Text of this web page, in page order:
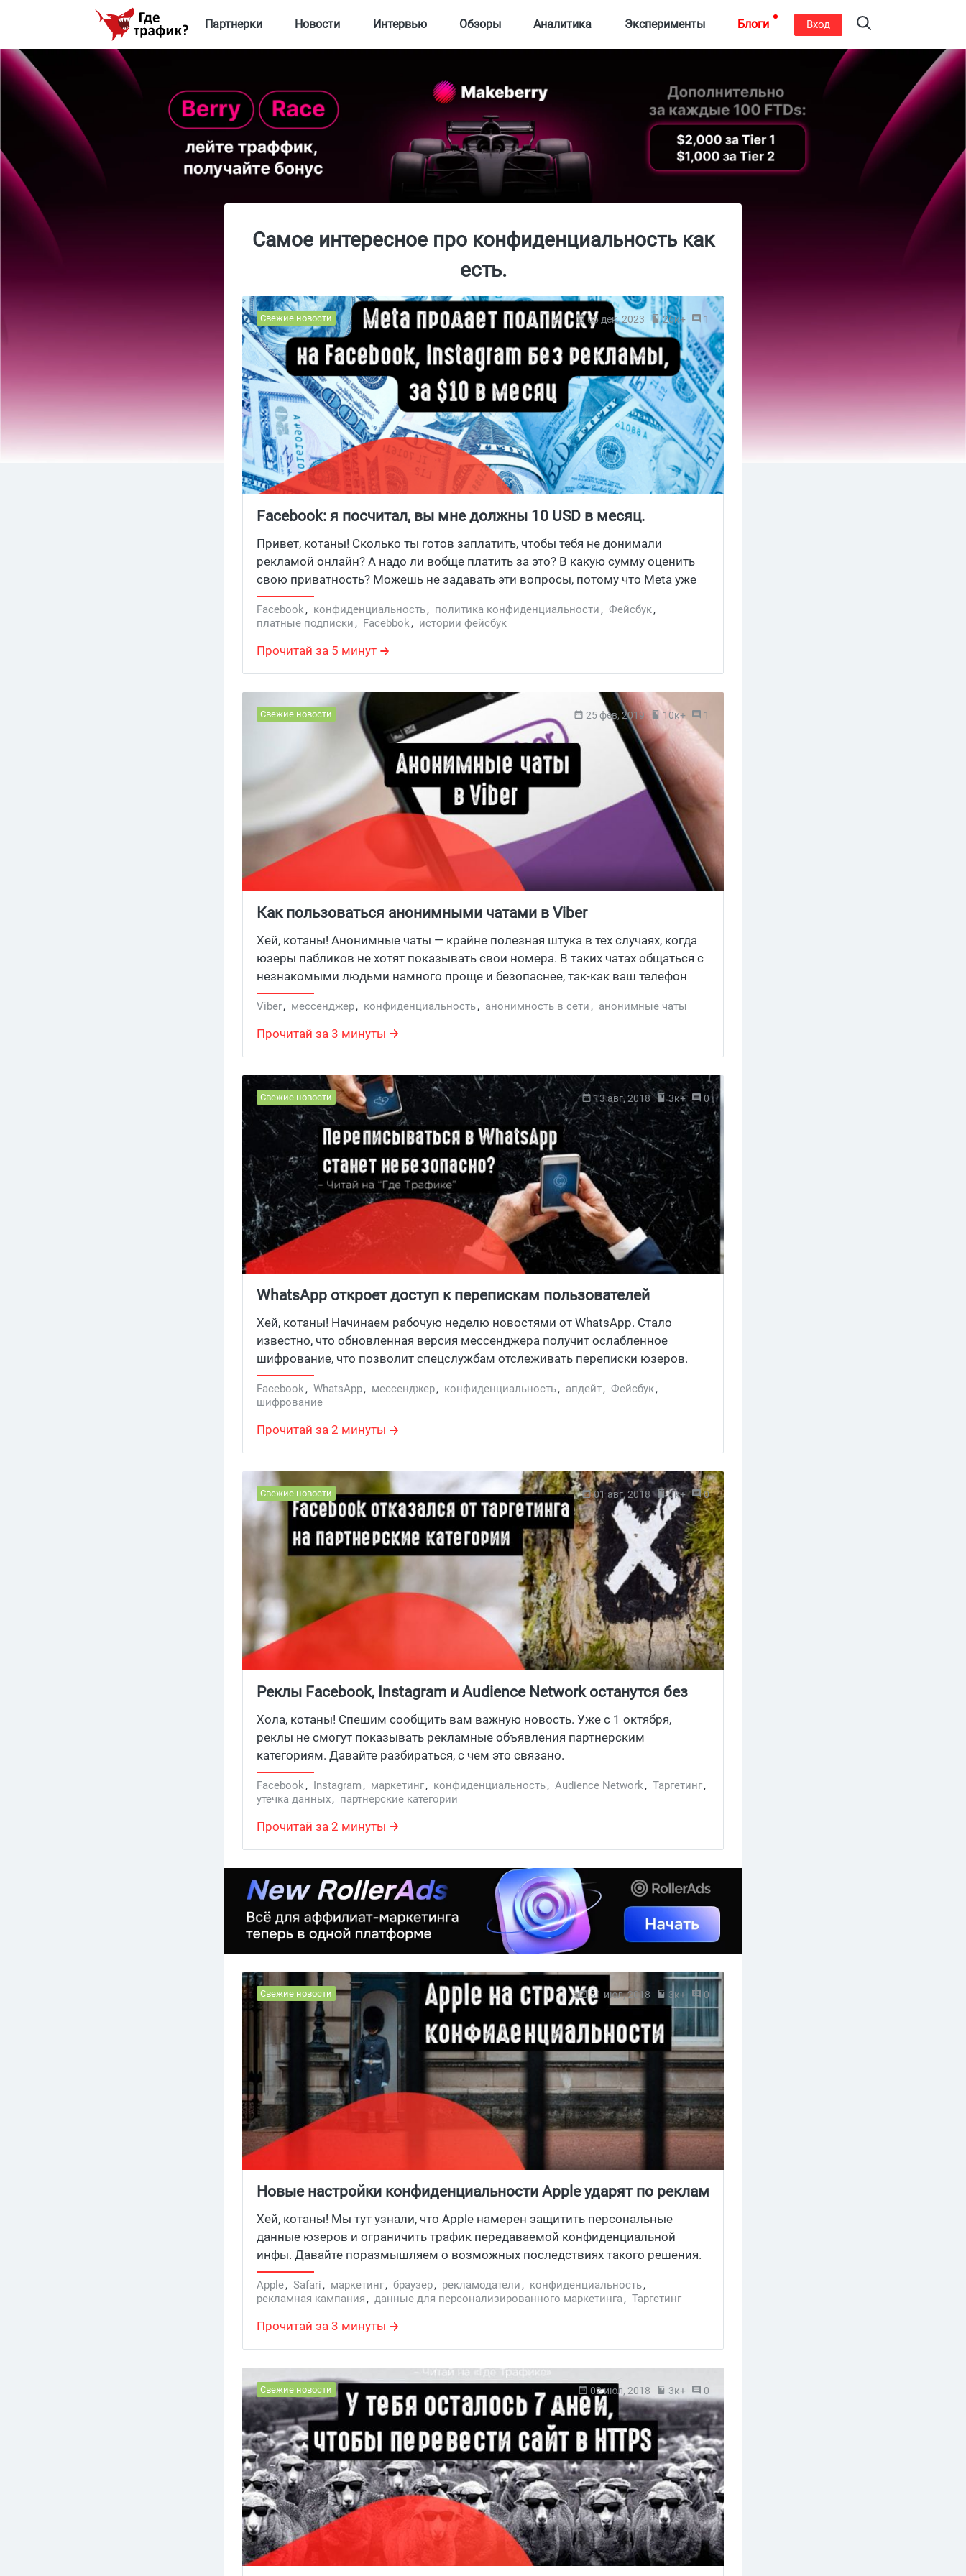
Партнерки Новости Интервью Обзоры Аналитика Эксперименты Блоги Вход
Самое интересное про конфиденциальность как
есть.
Свежие новости 05 дек, 2023 26к+ 1
Facebook: я посчитал, вы мне должны 10 USD в месяц.
Конфиденциальность превращается в роскошь
Привет, котаны! Сколько ты готов заплатить, чтобы тебя не донимали
рекламой онлайн? А надо ли вобще платить за это? В какую сумму оценить
свою приватность? Можешь не задавать эти вопросы, потому что Meta уже
все посчитала за тебя. 10 баксов, именно столько стоит твоя
конфиденциальность. В ноябре заработала подписка на продукты Facebook,
Instagram без рекламы. Рассказываем детали.
Facebook, конфиденциальность, политика конфиденциальности, Фейсбук,
платные подписки, Facebbok, истории фейсбук
Прочитай за 5 минут
Свежие новости 25 фев, 2019 10к+ 1
Как пользоваться анонимными чатами в Viber
Хей, котаны! Анонимные чаты — крайне полезная штука в тех случаях, когда
юзеры пабликов не хотят показывать свои номера. ​В таких чатах общаться с
незнакомыми людьми намного проще и безопаснее, так-как ваш телефон
остается засекреченным.
Viber, мессенджер, конфиденциальность, анонимность в сети, анонимные чаты
Прочитай за 3 минуты
Свежие новости 13 авг, 2018 3к+ 0
WhatsApp откроет доступ к перепискам пользователей
Хей, котаны! Начинаем рабочую неделю новостями от WhatsApp. Стало
известно, что обновленная версия мессенджера получит ослабленное
шифрование, что позволит спецслужбам отслеживать переписки юзеров.
Давайте разбираться, почему компания пошла на такие меры.
Facebook, WhatsApp, мессенджер, конфиденциальность, апдейт, Фейсбук,
шифрование
Прочитай за 2 минуты
Свежие новости 01 авг, 2018 3к+ 0
Реклы Facebook, Instagram и Audience Network останутся без
таргетинга «Партнерские категории»
Хола, котаны! Спешим сообщить вам важную новость. Уже с 1 октября,
реклы не смогут показывать рекламные объявления партнерским
категориям. Давайте разбираться, с чем это связано.
Facebook, Instagram, маркетинг, конфиденциальность, Audience Network, Таргетинг,
утечка данных, партнерские категории
Прочитай за 2 минуты
Свежие новости 31 июл, 2018 3к+ 0
Новые настройки конфиденциальности Apple ударят по реклам
Хей, котаны! Мы тут узнали, что Apple намерен защитить персональные
данные юзеров и ограничить трафик передаваемой конфиденциальной
инфы. Давайте поразмышляем о возможных последствиях такого решения.
Apple, Safari, маркетинг, браузер, рекламодатели, конфиденциальность,
рекламная кампания, данные для персонализированного маркетинга, Таргетинг
Прочитай за 3 минуты
Свежие новости 02 июл, 2018 3к+ 0